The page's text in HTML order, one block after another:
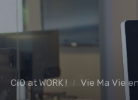
CIO at WORK ! Vie Ma Vie